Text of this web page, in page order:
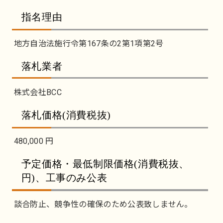
指名理由
地方自治法施行令第167条の2第1項第2号
落札業者
株式会社BCC
落札価格(消費税抜)
480,000 円
予定価格・最低制限価格(消費税抜、
円)、工事のみ公表
談合防止、競争性の確保のため公表致しません。